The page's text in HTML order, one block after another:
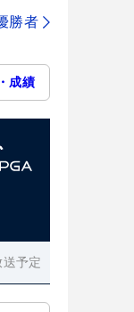
勝者
成績
予定